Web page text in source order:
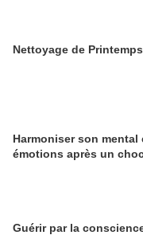
Nettoyage de Printemps
Harmoniser son mental
émotions après un
Guérir par la